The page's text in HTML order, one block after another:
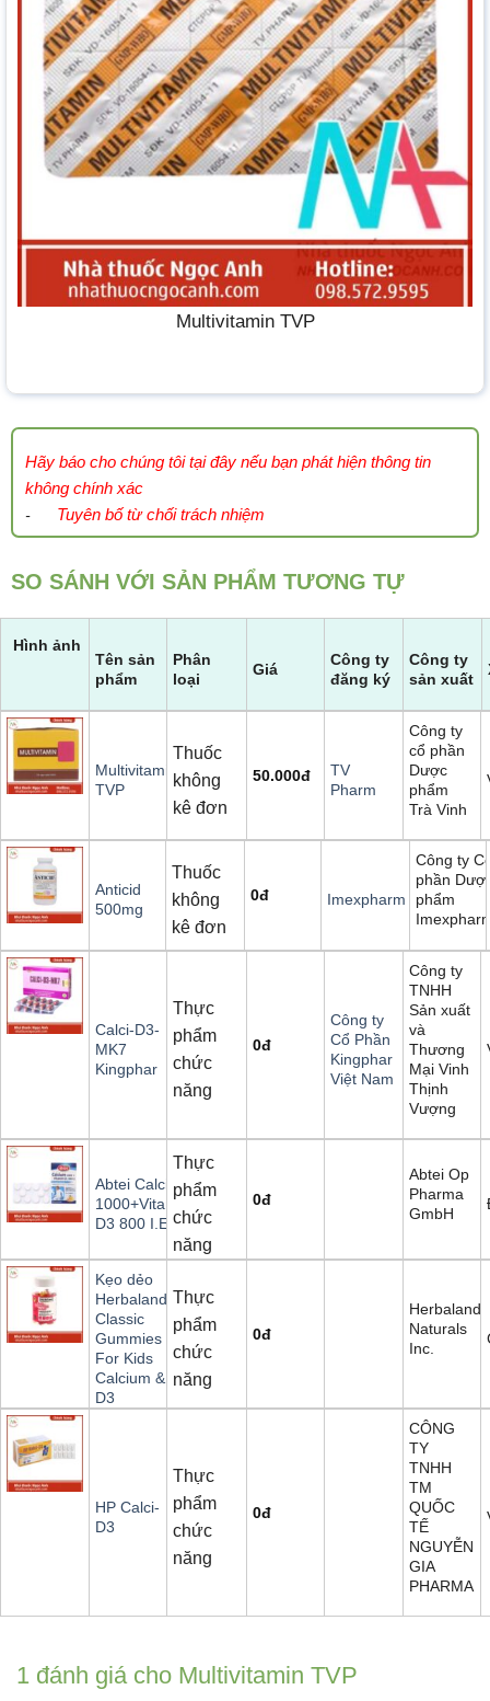
Multivitamin TVP
Hãy báo cho chúng tôi tại đây nếu bạn phát hiện thông tin
không chính xác
- Tuyên bố từ chối trách nhiệm
SO SÁNH VỚI SẢN PHẨM TƯƠNG TỰ
Hình ảnh
Tên sản
phẩm
Phân
loại
Giá
Công ty
đăng ký
Công ty
sản xuất
Multivitamin
TVP
Thuốc
không
kê đơn
50.000đ
TV
Pharm
Công ty
cổ phần
Dược
phẩm
Trà Vinh
Anticid
500mg
Thuốc
không
kê đơn
0đ Imexpharm
Công ty
phần
phẩm
Calci-D3-
MK7
Kingphar
Thực
phẩm
chức
năng
0đ
Công ty
Cổ Phần
Kingphar
Việt Nam
Công ty
TNHH
Sản xuất
và
Thương
Mại Vinh
Thịnh
Vượng
Abtei Calcium
1000+Vitamin
D3 800 I.E.
Thực
phẩm
chức
năng
0đ
Abtei Op
Pharma
GmbH
Kẹo dẻo
Herbaland
Classic
Gummies
For Kids
Calcium &
D3
Thực
phẩm
chức
năng
0đ
Herbaland
Naturals
Inc.
HP Calci-
D3
Thực
phẩm
chức
năng
0đ
CÔNG
TY
TNHH
TM
QUỐC
TẾ
NGUYỄN
GIA
PHARMA
1 đánh giá cho Multivitamin TVP